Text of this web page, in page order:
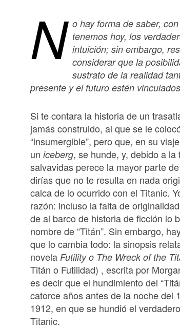
N o hay forma de saber,
tenemos hoy, los
intuición; sin embargo,
considerar que la
sustrato de la realidad
presente y el futuro estén
Si te contara la historia de un
jamás construido, al que se le
“insumergible”, pero que, en su
un iceberg, se hunde, y, debido a la
salvavidas perece la mayor parte
dirías que no te resulta en nada
calca de lo ocurrido con el Titanic.
razón: incluso la falta de
de al barco de historia de ficción lo
nombre de “Titán”. Sin embargo,
que lo cambia todo: la sinopsis
novela Futility o The Wreck of the
Titán o Futilidad) , escrita por
es decir que el hundimiento del
catorce años antes de la noche del
1912, en que se hundió el
Titanic.